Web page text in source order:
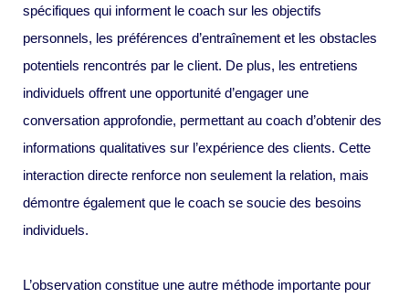
spécifiques qui informent le coach sur les objectifs
personnels, les préférences d’entraînement et les obstacles
potentiels rencontrés par le client. De plus, les entretiens
individuels offrent une opportunité d’engager une
conversation approfondie, permettant au coach d’obtenir des
informations qualitatives sur l’expérience des clients. Cette
interaction directe renforce non seulement la relation, mais
démontre également que le coach se soucie des besoins
individuels.
L’observation constitue une autre méthode importante pour